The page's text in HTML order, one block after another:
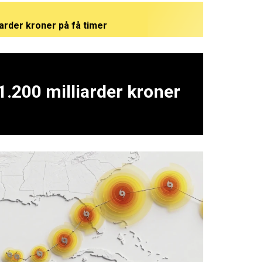
- kan være et afgørende vendepunkt
milliarder kroner